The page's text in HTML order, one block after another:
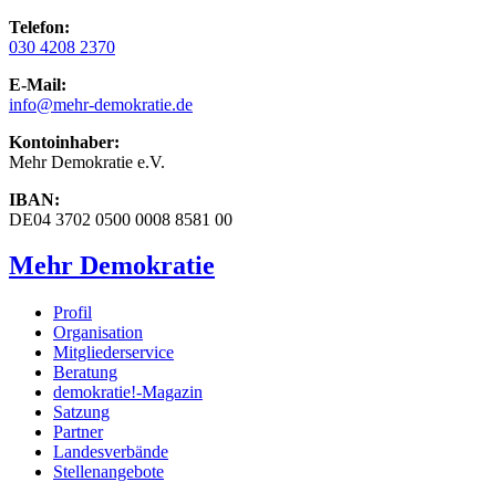
Telefon:
030 4208 2370
E-Mail:
info@mehr-demokratie.de
Kontoinhaber:
Mehr Demokratie e.V.
IBAN:
DE04 3702 0500 0008 8581 00
Mehr Demokratie
Profil
Organisation
Mitgliederservice
Beratung
demokratie!-Magazin
Satzung
Partner
Landesverbände
Stellenangebote